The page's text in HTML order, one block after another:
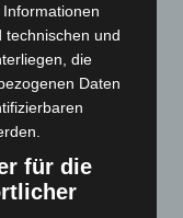
technischen und
die
Daten
für die